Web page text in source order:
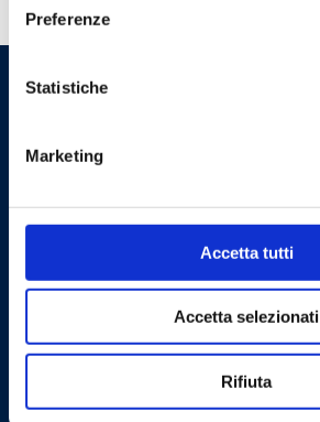
Preferenze
Statistiche
Marketing
Accetta tutti
Accetta selezionati
Rifiuta
Cookie Policy Privacy
Связаться с
Barberi Rubinetterie Industriali